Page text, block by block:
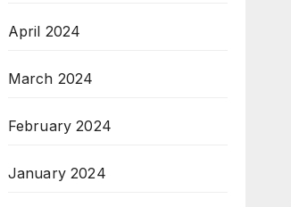
April 2024
March 2024
February 2024
January 2024